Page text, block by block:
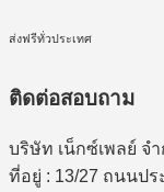
ส่งฟรีทั่วประเทศ
ติดต่อสอบถาม
บริษัท เน็กซ์เพลย์ จ
ที่อยู่ : 13/27 ถนนปร